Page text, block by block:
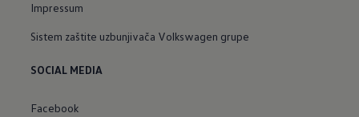
Impressum
Sistem zaštite uzbunjivača Volkswagen grupe
SOCIAL MEDIA
Facebook